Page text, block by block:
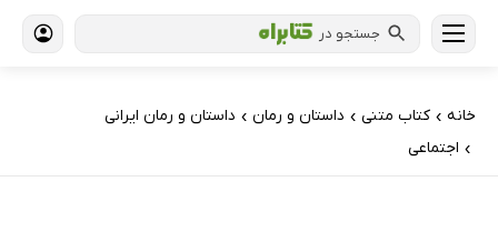
جستجو در
خانه › کتاب‌ متنی › داستان و رمان › داستان و رمان ایرانی
› اجتماعی